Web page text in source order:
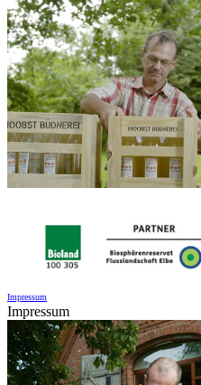
Impressum
Impressum